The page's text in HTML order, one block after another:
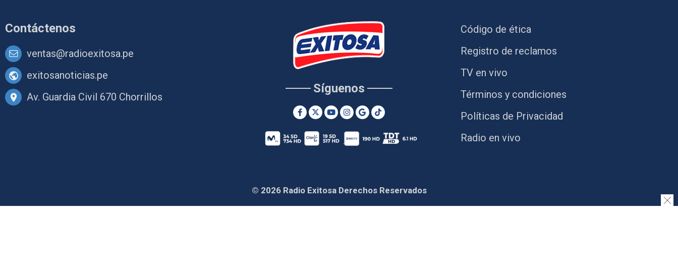
Contáctenos
ventas@radioexitosa.pe
exitosanoticias.pe
Av. Guardia Civil 670 Chorrillos
Síguenos
Código de ética
Registro de reclamos
TV en vivo
Términos y condiciones
Políticas de Privacidad
Radio en vivo
© 2026 Radio Exitosa Derechos Reservados